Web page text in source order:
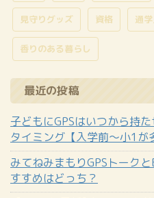
見守りグッズ 資格 通
香りのある暮らし
最近の投稿
子どもにGPSはいつから持
タイミング【入学前〜小1が
みてねみまもりGPSトーク
すすめはどっち？